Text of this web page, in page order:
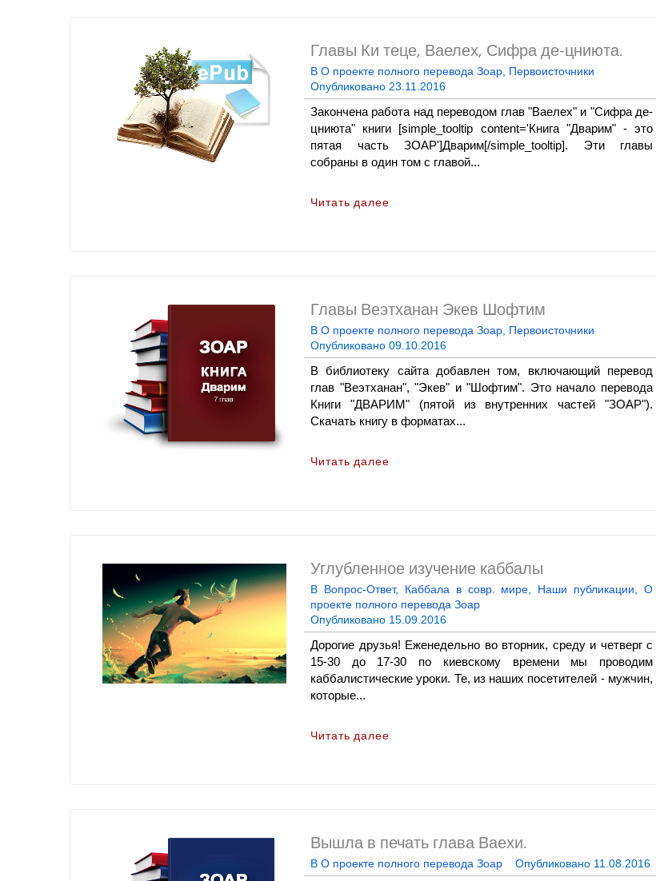
Главы Ки теце, Ваелех, Сифра де-цниюта.
В О проекте полного перевода Зоар Первоисточники
Опубликовано 23.11.2016
Закончена работа над переводом глав "Ваелех" и "Сифра де-
цниюта" книги [simple_tooltip content='Книга "Дварим" - это
пятая часть ЗОАР']Дварим[/simple_tooltip]. Эти главы
собраны в один том с главой...
Читать далее
Главы Веэтханан Экев Шофтим
В О проекте полного перевода Зоар Первоисточники
Опубликовано 09.10.2016
В библиотеку сайта добавлен том, включающий перевод
глав "Веэтханан", "Экев" и "Шофтим". Это начало перевода
Книги "ДВАРИМ" (пятой из внутренних частей "ЗОАР").
Скачать книгу в форматах...
Читать далее
Углубленное изучение каббалы
В Вопрос-Ответ, Каббала в совр. мире Наши публикации
О
проекте полного перевода Зоар
Опубликовано 15.09.2016
Дорогие друзья! Еженедельно во вторник, среду и четверг с
15-30 до 17-30 по киевскому времени мы проводим
каббалистические уроки. Те, из наших посетителей - мужчин,
которые...
Читать далее
Вышла в печать глава Ваехи.
В О проекте полного перевода Зоар Опубликовано 11.08.2016